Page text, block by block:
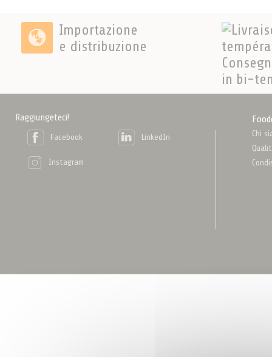
Importazione
e distribuzione
in bi-
Raggiungeteci!
Facebook LinkedIn
Instagram
Chi